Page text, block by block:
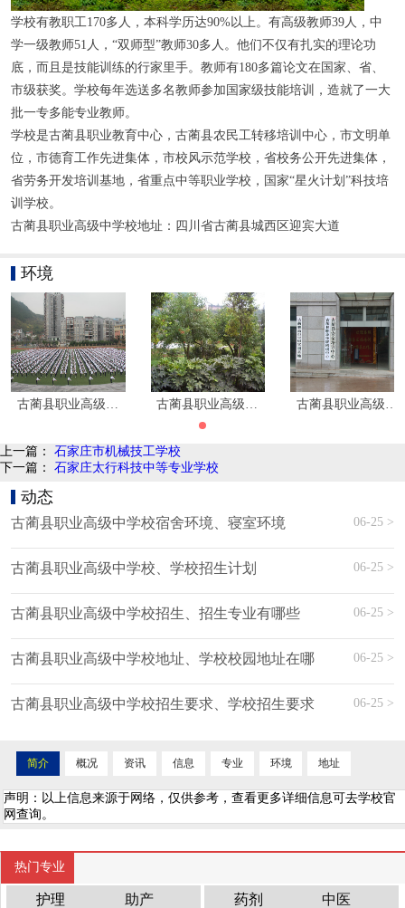
学校有教职工170多人，本科学历达90%以上。有高级教师39人，中
学一级教师51人，“双师型”教师30多人。他们不仅有扎实的理论功
底，而且是技能训练的行家里手。教师有180多篇论文在国家、省、
市级获奖。学校每年选送多名教师参加国家级技能培训，造就了一大
批一专多能专业教师。
学校是古蔺县职业教育中心，古蔺县农民工转移培训中心，市文明单
位，市德育工作先进集体，市校风示范学校，省校务公开先进集体，
省劳务开发培训基地，省重点中等职业学校，国家“星火计划”科技培
训学校。
古蔺县职业高级中学校地址：四川省古蔺县城西区迎宾大道
环境
古蔺县职业高级中学校环境|学校寝室环境古蔺县职业高级中学校环境|学校寝室环境
古蔺县职业高级中
上一篇： 石家庄市机械技工学校
下一篇： 石家庄太行科技中等专业学校
动态
古蔺县职业高级中学校宿舍环境、寝室环境 06-25 >
古蔺县职业高级中学校、学校招生计划 06-25 >
古蔺县职业高级中学校招生、招生专业有哪些 06-25 >
古蔺县职业高级中学校地址、学校校园地址在哪 06-25 >
古蔺县职业高级中学校招生要求、学校招生要求 06-25 >
简介 概况 资讯 信息 专业 环境 地址
声明：以上信息来源于网络，仅供参考，查看更多详细信息可去学校官
网查询。
热门专业
护理 助产 药剂 中医